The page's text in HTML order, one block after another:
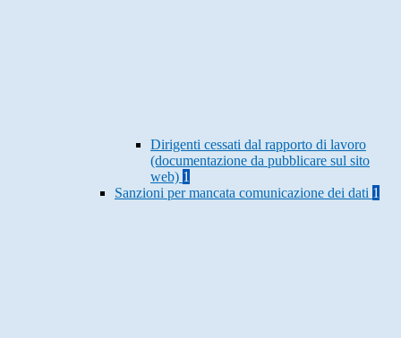
Dirigenti cessati dal rapporto di lavoro
(documentazione da pubblicare sul sito
web) 1
Sanzioni per mancata comunicazione dei dati 1